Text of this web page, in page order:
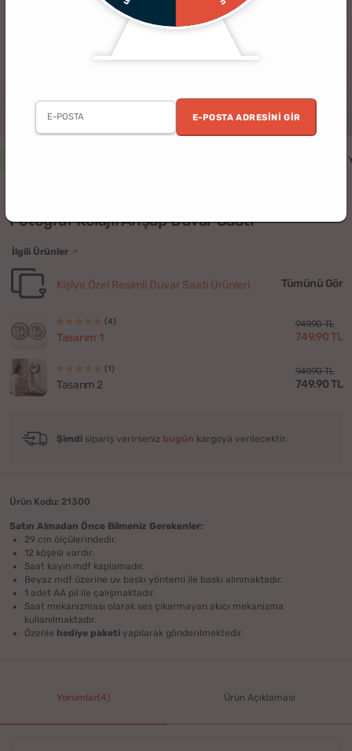
E-POSTA ADRESINI GIR
Fotoğraf Kolajlı Ahşap Duvar Saati
İlgili Ürünler
Kişiye Özel Resimli Duvar Saati Ürünleri Tümünü Gör
(4)
Tasarım 1
949.90 TL
749.90 TL
(1)
Tasarım 2
949.90 TL
749.90 TL
Şimdi sipariş verirseniz bugün kargoya verilecektir.
Ürün Kodu: 21300
Satın Almadan Önce Bilmeniz Gerekenler:
29 cm ölçülerindedir.
12 köşesi vardır.
Saat kayın mdf kaplamadır.
Beyaz mdf üzerine uv baskı yöntemi ile baskı alınmaktadır.
1 adet AA pil ile çalışmaktadır.
Saat mekanizması olarak ses çıkarmayan akıcı mekanizma
kullanılmaktadır.
Özenle hediye paketi yapılarak gönderilmektedir.
Yorumlar(4) Ürün Açıklaması